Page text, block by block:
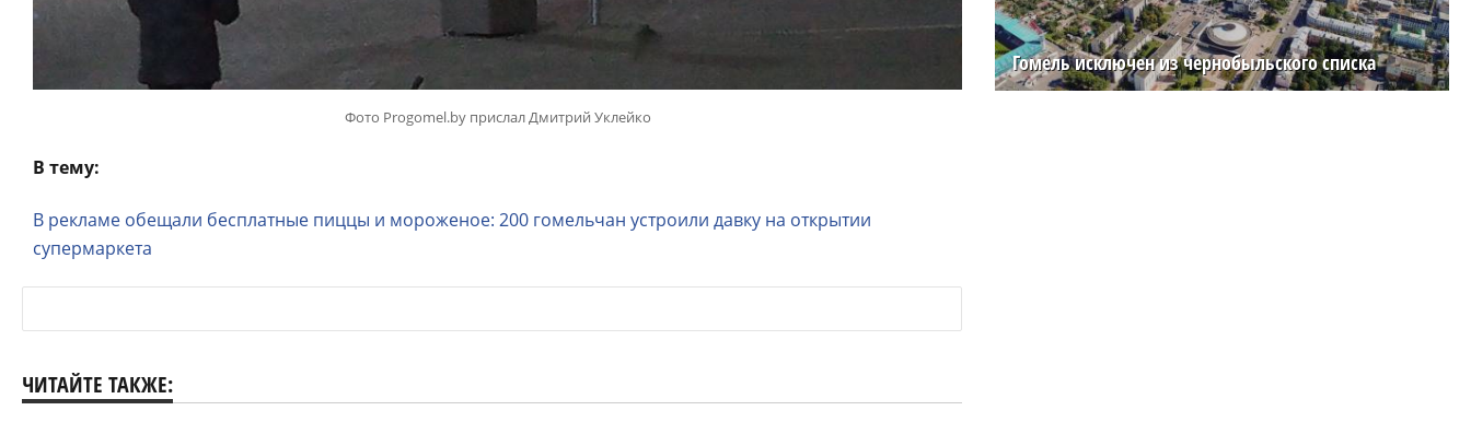
Фото Progomel.by прислал Дмитрий Уклейко
В тему:
В рекламе обещали бесплатные пиццы и мороженое: 200 гомельчан устроили давку на открытии
супермаркета
ЧИТАЙТЕ ТАКЖЕ:
Гомель исключен из чернобыльского списка